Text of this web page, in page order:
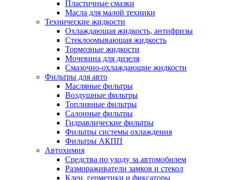
Пластичные смазки
Масла для малой техники
Технические жидкости
Охлаждающая жидкость, антифризы
Стеклоомывающая жидкость
Тормозные жидкости
Мочевина для дизеля
Смазочно-охлаждающие жидкости
Фильтры для авто
Масляные фильтры
Воздушные фильтры
Топливные фильтры
Салонные фильтры
Гидравлические фильтры
Фильтры системы охлаждения
Фильтры АКПП
Автохимия
Средства по уходу за автомобилем
Размораживатели замков и стекол
Клеи, герметики и фиксаторы